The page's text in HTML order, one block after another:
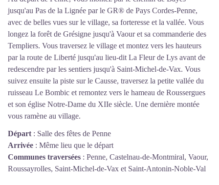
jusqu'au Pas de la Lignée par le GR® de Pays Cordes-Penne,
avec de belles vues sur le village, sa forteresse et la vallée. Vous
longez la forêt de Grésigne jusqu'à Vaour et sa commanderie des
Templiers. Vous traversez le village et montez vers les hauteurs
par la route de Liberté jusqu'au lieu-dit La Fleur de Lys avant de
redescendre par les sentiers jusqu'à Saint-Michel-de-Vax. Vous
suivez ensuite la piste sur le Causse, traversez la petite vallée du
ruisseau Le Bombic et remontez vers le hameau de Roussergues
et son église Notre-Dame du XIIe siècle. Une dernière montée
vous ramène au village.
Départ : Salle des fêtes de Penne
Arrivée : Même lieu que le départ
Communes traversées : Penne, Castelnau-de-Montmiral, Vaour,
Roussayrolles, Saint-Michel-de-Vax et Saint-Antonin-Noble-Val